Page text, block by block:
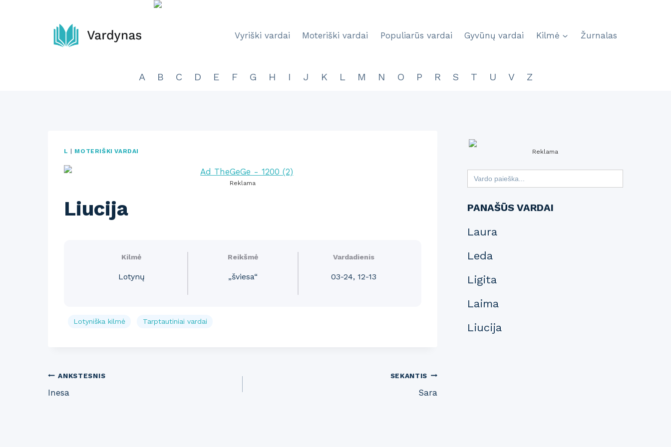
Vyriški vardai Moteriški vardai Populiarūs vardai Gyvūnų vardai Kilmė Žurnalas
A B C D E F G H I J K L M N O P R S T U V Z
L MOTERIŠKI VARDAI
Reklama
Liucija
Kilmė
Lotynų
Reikšmė
„šviesa“
Vardadienis
03-24, 12-13
Lotyniška kilmė Tarptautiniai vardai
Post
navigation
ANKSTESNIS
Inesa
SEKANTIS
Sara
Reklama
Search
for:
PANAŠŪS VARDAI
Laura
Leda
Ligita
Laima
Liucija